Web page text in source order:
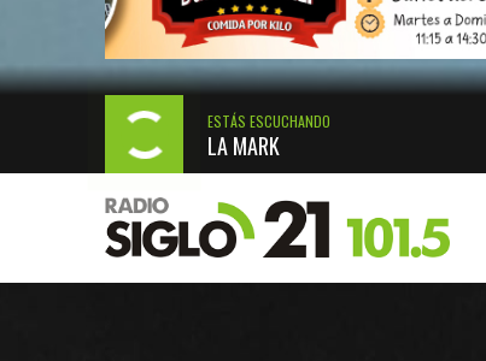
ESTÁS ESCUCHANDO
LA MARK